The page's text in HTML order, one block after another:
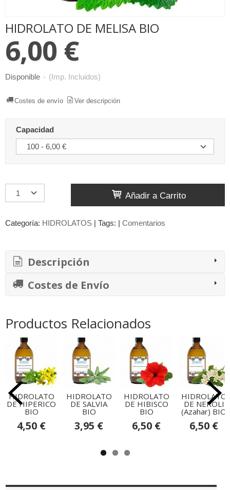
HIDROLATO DE MELISA BIO
6,00 €
Disponible - (Imp. Incluidos)
Costes de envío Ver descripción
Capacidad
Añadir a Carrito
Categoría: HIDROLATOS | Tags: | Comentarios
Descripción
Costes de Envío
Productos Relacionados
HIDROLATO
DE HIPERICO
BIO
4,50 €
HIDROLATO
DE SALVIA
BIO
3,95 €
HIDROLATO
DE HIBISCO
BIO
6,50 €
HIDROLATO
DE NEROLI
(Azahar) BIO
6,50 €